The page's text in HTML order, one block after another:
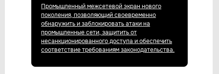
Промышленный межсетевой экран нового
поколения, позволяющий своевременно
обнаружить и заблокировать атаки на
промышленные сети, защитить от
несанкционированного доступа и обеспечить
соответствие требованиям законодательства.
cybersec@ussc.ru
620100, г. Екатеринбург
ул. Ткачей, дом 6